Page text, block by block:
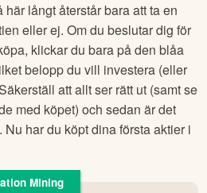
långt återstår bara att ta en
eller ej. Om du beslutar dig för
klickar du bara på den blåa
belopp du vill investera (eller
att allt ser rätt ut (samt se
med köpet) och sedan är det
har du köpt dina första aktier i
Mining